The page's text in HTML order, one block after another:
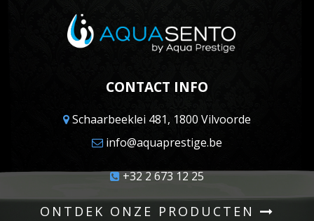
CONTACT INFO
Schaarbeeklei 481, 1800 Vilvoorde
info@aquaprestige.be
+32 2 673 12 25
ONTDEK ONZE PRODUCTEN